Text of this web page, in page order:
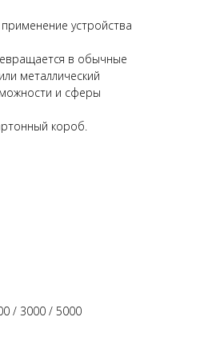
устройства
в обычные
металлический
и сферы
короб.
/ 3000 / 5000